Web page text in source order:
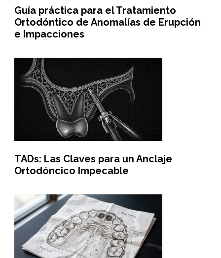
Guía práctica para el Tratamiento
Ortodóntico de Anomalías de Erupción
e Impacciones
TADs: Las Claves para un Anclaje
Ortodóncico Impecable